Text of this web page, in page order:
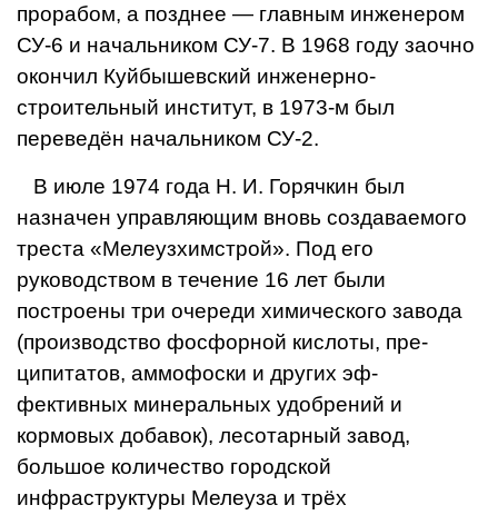
прорабом, а позд­нее — главным инженером
СУ-6 и на­чальником СУ-7. В 1968 году заочно
окончил Куйбышевский инженер­но-
строительный институт, в 1973-м был
переведён начальником СУ-2.
В июле 1974 года Н. И. Горячкин был
назначен управляющим вновь создаваемого
треста «Мелеузхимстрой». Под его
руководством в те­чение 16 лет были
построены три очереди химического завода
(производство фосфорной кислоты, пре­
ципитатов, аммофоски и других эф­
фективных минеральных удобрений и
кормовых добавок), лесотарный завод,
большое количество город­ской
инфраструктуры Мелеуза и трёх